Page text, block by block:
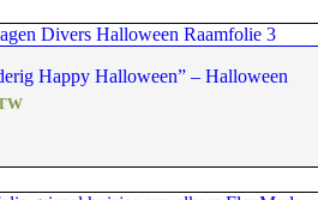
Happy Halloween” – Halloween